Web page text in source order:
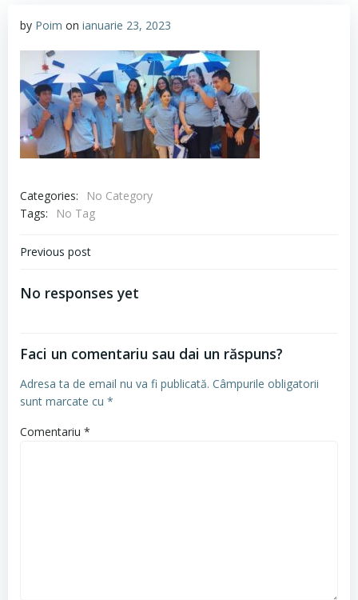
by Poim on ianuarie 23, 2023
Categories:
No Category
Tags:
No Tag
Navigare
articole
Previous post
No responses yet
Faci un comentariu sau dai un răspuns?
Adresa ta de email nu va fi publicată. Câmpurile obligatorii
sunt marcate cu *
Comentariu *